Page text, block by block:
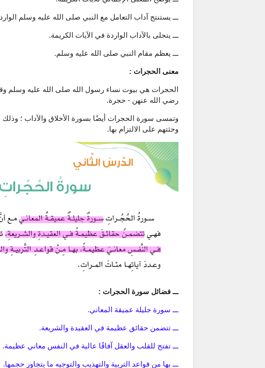
ـــ يستنتج آداب التعامل مع النبي صلى الله عليه وسلم
ـــ يتحلى بالآداب الواردة في الآيات الكريمة.
ـــ يعظم مقام النبي صلى الله عليه وسلم.
معنى الحجرات :
الحجرات هي بيوت نساء رسول الله صلى الله عليه وسلم
رضي الله عنهن - حجرة.
وتمسى سورة الحجرات أيضًا بسورة الأخلاق والآداب ؛ وذلك
وحثتهم على الالتزام بها.
ـــ فضائل سورة الحجرات :
ـــ سورة جليلة عميقة المعاني.
ـــ تتضمن حقائق عظيمة في العقيدة والشريعة.
ـــ تفتح للقلب والعقل آفاقًا عالية في النفس معاني عظيمة.
ـــ بها من قواعد التربية والتهذيب والتوجيه ما يتجاوز حجمها.